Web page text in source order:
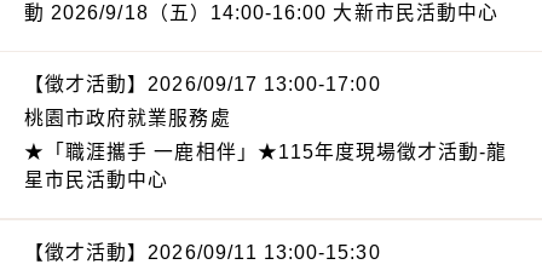
動 2026/9/18（五）14:00-16:00 大新市民活動中心
【徵才活動】2026/09/17 13:00-17:00
桃園市政府就業服務處
★「職涯攜手 一鹿相伴」★115年度現場徵才活動-龍
星市民活動中心
【徵才活動】2026/09/11 13:00-15:30